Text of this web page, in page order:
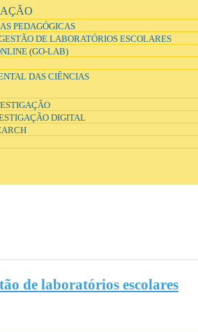
PEDAGÓGICAS
DE LABORATÓRIOS ESCOLARES
(GO-LAB)
DAS CIÊNCIAS
DIGITAL
DIGITAL
de laboratórios escolares